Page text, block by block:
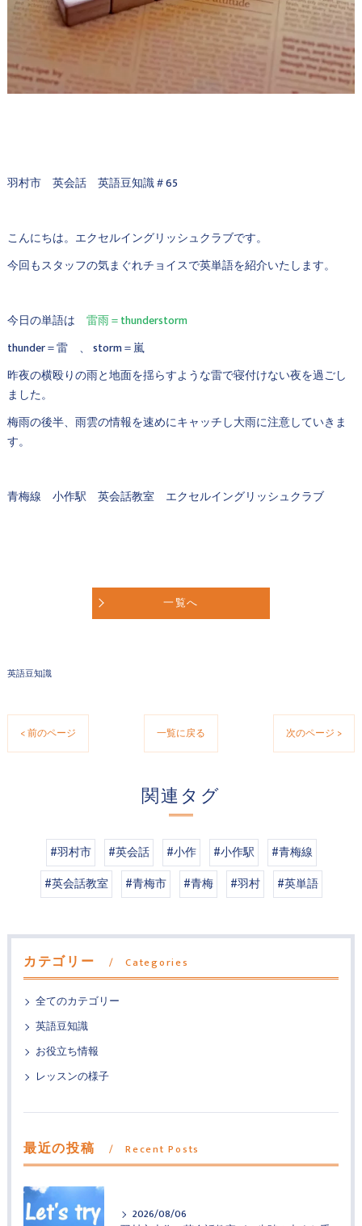
羽村市 英会話 英語豆知識＃65
こんにちは。エクセルイングリッシュクラブです。
今回もスタッフの気まぐれチョイスで英単語を紹介いたします。
今日の単語は 雷雨＝thunderstorm
thunder＝雷 、 storm＝嵐
昨夜の横殴りの雨と地面を揺らすような雷で寝付けない夜を過ごし
ました。
梅雨の後半、雨雲の情報を速めにキャッチし大雨に注意していきま
す。
青梅線 小作駅 英会話教室 エクセルイングリッシュクラブ
一覧へ
英語豆知識
< 前のページ 一覧に戻る 次のページ >
関連タグ
#羽村市 #英会話 #小作 #小作駅
#青梅線
#英会話教室
#青梅市 #青梅 #羽村 #英単語
カテゴリー Categories
全てのカテゴリー
英語豆知識
お役立ち情報
レッスンの様子
最近の投稿 Recent Posts
2026/08/06